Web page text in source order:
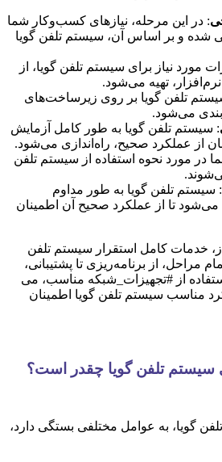
: در این مرحله، نیازهای کسب‌وکار شما
شده و بر اساس آن، سیستم تلفن گویا
مورد نیاز برای سیستم تلفن گویا، از
تهیه می‌شود.
تلفن گویا بر روی زیرساخت‌های
می‌شود.
: سیستم تلفن گویا به طور کامل آزمایش
از عملکرد صحیح، راه‌اندازی می‌شود.
در مورد نحوه استفاده از سیستم تلفن
: سیستم تلفن گویا به طور مداوم
می‌شود تا از عملکرد صحیح آن اطمینان
خدمات کامل استقرار سیستم تلفن
مراحل، از برنامه‌ریزی تا پشتیبانی،
از #تجهیزات_شبکه مناسب، می
مناسب سیستم تلفن گویا اطمینان
سیستم تلفن گویا چقدر است؟
گویا، به عوامل مختلفی بستگی دارد،